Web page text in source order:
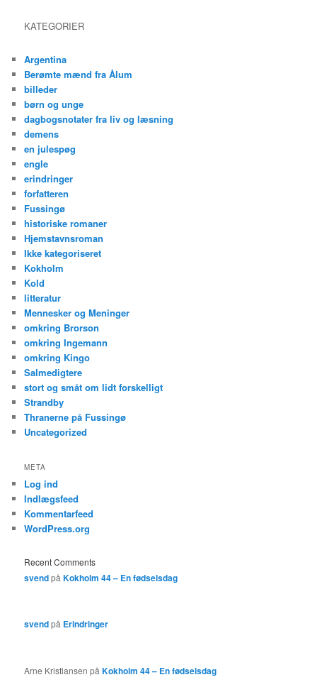
KATEGORIER
Argentina
Berømte mænd fra Ålum
billeder
børn og unge
dagbogsnotater fra liv og læsning
demens
en julespøg
engle
erindringer
forfatteren
Fussingø
historiske romaner
Hjemstavnsroman
Ikke kategoriseret
Kokholm
Kold
litteratur
Mennesker og Meninger
omkring Brorson
omkring Ingemann
omkring Kingo
Salmedigtere
stort og småt om lidt forskelligt
Strandby
Thranerne på Fussingø
Uncategorized
META
Log ind
Indlægsfeed
Kommentarfeed
WordPress.org
Recent Comments
svendpåKokholm 44 – En fødselsdag
svendpå Erindringer
Arne Kristiansen påKokholm 44 – En fødselsdag